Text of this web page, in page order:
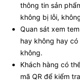
thông tin sản
không bị lỗi,
Quan sát xem
hay không hay
không.
Khách hàng có
mã QR để kiểm